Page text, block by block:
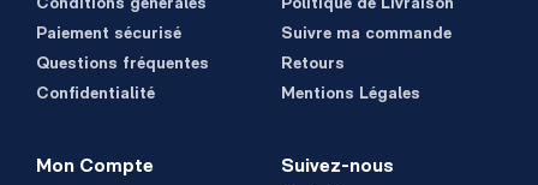
Paiement sécurisé
Questions fréquentes
Confidentialité
Suivre ma commande
Retours
Mentions Légales
Mon Compte Suivez-nous